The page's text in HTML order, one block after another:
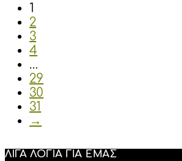
1
2
3
4
…
29
30
31
→
ΛΙΓΑ ΛΟΓΙΑ ΓΙΑ ΕΜΑΣ